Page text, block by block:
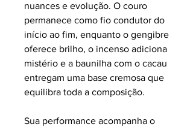
nuances e evolução. O couro
permanece como fio condutor do
início ao fim, enquanto o gengibre
oferece brilho, o incenso adiciona
mistério e a baunilha com o cacau
entregam uma base cremosa que
equilibra toda a composição.
Sua performance acompanha o